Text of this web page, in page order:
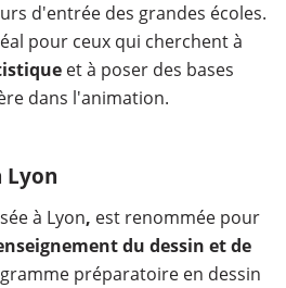
d'entrée des grandes écoles.
pour ceux qui cherchent à
et à poser des bases
dans l'animation.
Lyon
à Lyon, est renommée pour
du dessin et de
préparatoire en dessin